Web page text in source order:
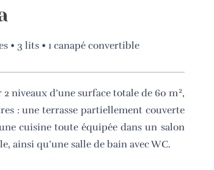
• 3 lits • 1 canapé convertible
niveaux d’une surface totale de 60 m2,
: une terrasse partiellement couverte
cuisine toute équipée dans un salon
ainsi qu’une salle de bain avec WC.